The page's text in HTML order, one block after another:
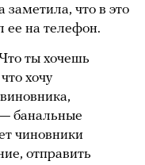
заметила, что в это
на телефон.
ты хочешь
хочу
банальные
чиновники
отправить